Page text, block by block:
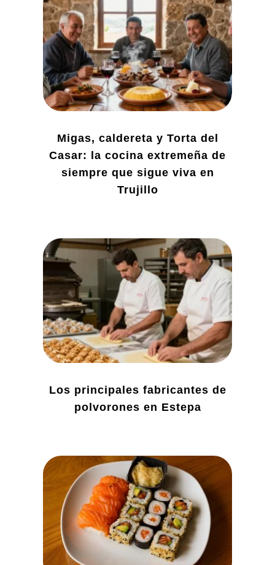
Migas, caldereta y Torta del
Casar: la cocina extremeña de
siempre que sigue viva en
Trujillo
Los principales fabricantes de
polvorones en Estepa